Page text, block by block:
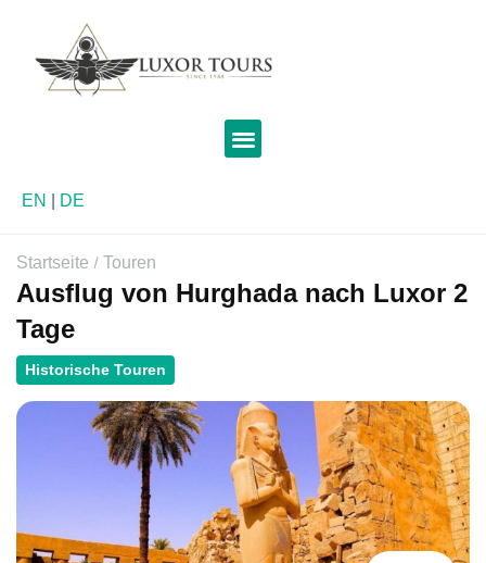
EN DE
Startseite Touren
Ausflug von Hurghada nach Luxor 2
Tage
Historische Touren